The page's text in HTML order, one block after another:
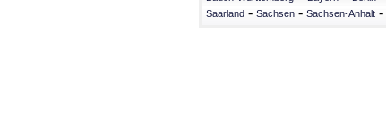
Saarland - Sachsen - Sachsen-Anhalt -